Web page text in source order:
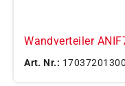
Wandverteiler
Art. Nr.: